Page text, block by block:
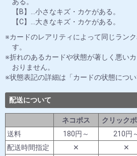
【B】…小さなキズ・カケがある。
【C】…大きなキズ・カケがある。
カードのレアリティによって同じラン
す。
折れのあるカードや状態が著しく悪い
おりません。
状態表記の詳細は「カードの状態につ
配送について
ネコポス クリック
送料
180円～ 210円
配送時間指定
✕ ✕